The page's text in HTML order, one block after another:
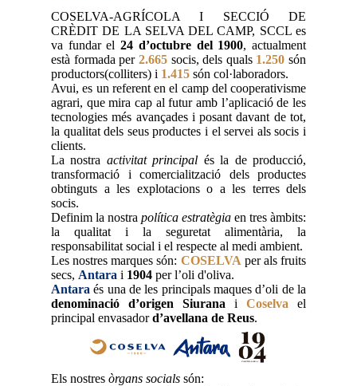
COSELVA-AGRÍCOLA I SECCIÓ DE
CRÈDIT DE LA SELVA DEL CAMP, SCCL es
va fundar el 24 d’octubre del 1900, actualment
està formada per 2.665socis, dels quals1.250 són
productors(colliters) i 1.415 són col·laboradors.
Avui, es un referent en el camp del cooperativisme
agrari, que mira cap al futur amb l’aplicació de les
tecnologies més avançades i posant davant de tot,
la qualitat dels seus productes i el servei als socis i
clients.
La nostra activitat principal és la de producció,
transformació i comercialització dels productes
obtinguts a les explotacions o a les terres dels
socis.
Definim la nostra política estratègia en tres àmbits:
la qualitat i la seguretat alimentària, la
responsabilitat social i el respecte al medi ambient.
Les nostres marques són: COSELVA per als fruits
secs, Antara i 1904 per l’oli d'oliva.
Antaraés una de les principals maques d’oli de la
denominació d’origen Siurana i Coselva el
principal envasadord’avellana de Reus.
Els nostres òrgans socials són: